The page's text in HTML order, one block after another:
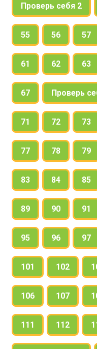
Проверь себя 2
55 56 57
61 62 63
67 Проверь
71 72 73
77 78 79
83 84 85
89 90 91
95 96 97
101 102
106 107
111 112